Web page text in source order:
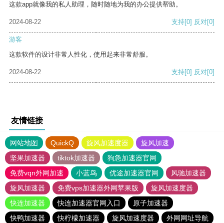
这款app就像我的私人助理，随时随地为我的办公提供帮助。
2024-08-22 支持[0] 反对[0]
游客
这款软件的设计非常人性化，使用起来非常舒服。
2024-08-22 支持[0] 反对[0]
友情链接
网站地图 QuickQ 旋风加速度器
旋风加速
坚果加速器
tiktok加速器
狗急加速器官网
免费vqn外网加速
小蓝鸟 优途加速器官网
风驰加速器
旋风加速器
免费vps加速器外网苹果版
旋风加速度器
快连加速器
快连加速器官网入口
原子加速器
快鸭加速器
快柠檬加速器 旋风加速度器
外网网址导航